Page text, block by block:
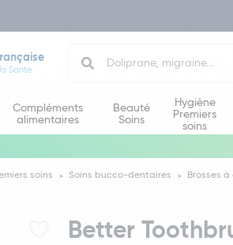
Santé
Compléments
alimentaires
Beauté
Soins
Hygiène
Premiers
soins
soins Soins bucco-dentaires Brosses
Better